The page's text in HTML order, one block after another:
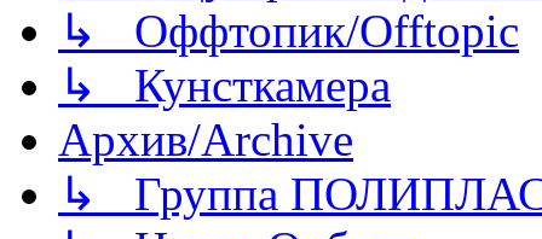
↳ Оффтопик/Offtopic
↳ Кунсткамера
Архив/Archive
↳ Группа